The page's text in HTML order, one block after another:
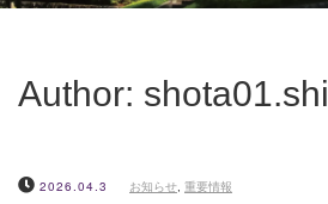
Author:
2026.04.3 お知らせ 重要情報